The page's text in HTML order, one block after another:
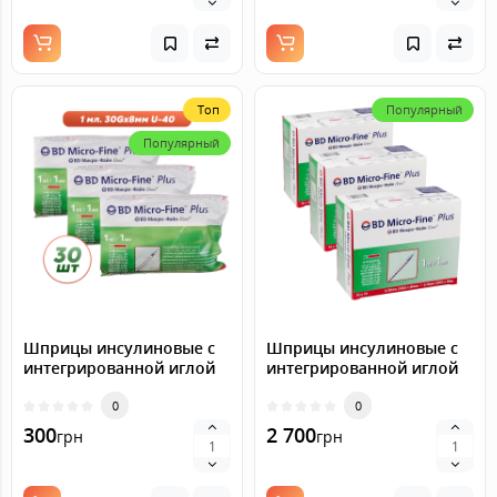
Топ
Популярный
Шприцы инсулиновые с
интегрированной иглой
40 (8 мм х 30G), 30 шт.
0
300грн
Популярный
Шприцы инсулиновые с
интегрированной иглой
40 (8 мм х 30G), 300 шт.
0
2 700грн